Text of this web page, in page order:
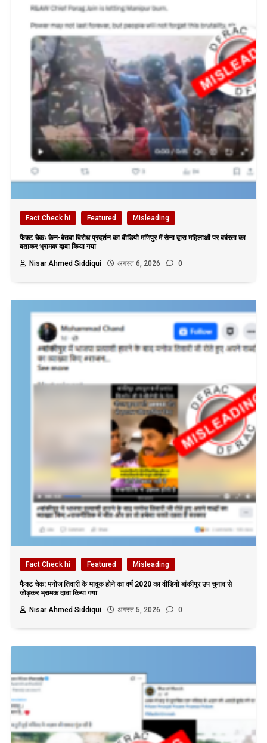
Fact Check hi Featured Misleading
फैक्ट चेकः केन-बेतवा विरोध प्रदर्शन का वीडियो मणिपुर में सेना द्वारा महिलाओं पर बर्बरता का
बताकर भ्रामक दावा किया गया
Nisar Ahmed Siddiqui
अगस्त 6, 2026 0
Fact Check hi Featured Misleading
फैक्ट चेक: मनोज तिवारी के भावुक होने का वर्ष 2020 का वीडियो बांकीपुर उप चुनाव से
जोड़कर भ्रामक दावा किया गया
Nisar Ahmed Siddiqui
अगस्त 5, 2026 0